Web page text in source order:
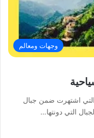
وجهات ومعالم
التي اشتهرت ضمن جبال
التي دونتها…